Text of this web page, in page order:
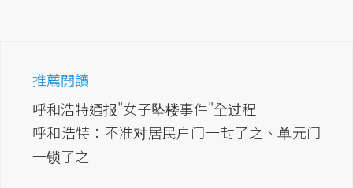
推薦閱讀
呼和浩特通报"女子坠楼事件"全过程
呼和浩特：不准对居民户门一封了之、单元门
一锁了之